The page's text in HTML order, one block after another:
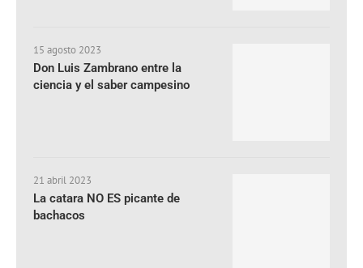
15 agosto 2023
Don Luis Zambrano entre la
ciencia y el saber campesino
21 abril 2023
La catara NO ES picante de
bachacos